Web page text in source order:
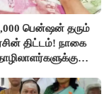
பென்ஷன் தரும்
திட்டம்! நாகை